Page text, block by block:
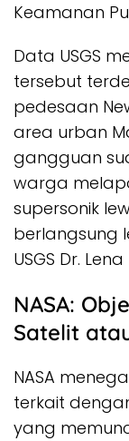
Keamanan
Data USGS
tersebut
pedesaan
area urban
gangguan
warga
supersonik
berlangsung
USGS Dr.
NASA:
Satelit
NASA
terkait
yang